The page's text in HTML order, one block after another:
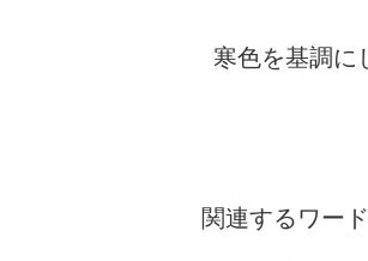
寒色を基調に
関連するワード